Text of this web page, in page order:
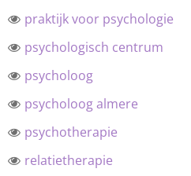
praktijk voor psychologie
psychologisch centrum
psycholoog
psycholoog almere
psychotherapie
relatietherapie